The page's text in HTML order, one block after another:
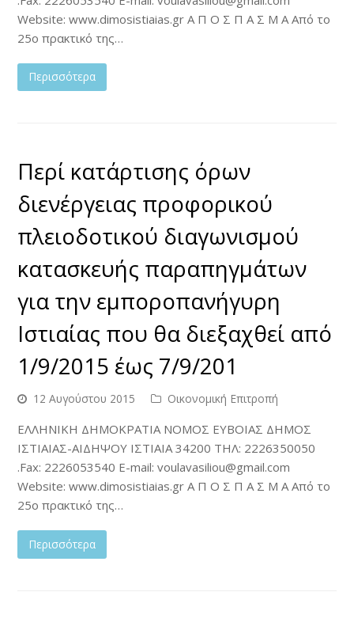
Website: www.dimosistiaias.gr A Π Ο Σ Π Α Σ Μ Α Από το
25o πρακτικό της…
Περισσότερα
Περί κατάρτισης όρων
διενέργειας προφορικού
πλειοδοτικού διαγωνισμού
κατασκευής παραπηγμάτων
για την εμποροπανήγυρη
Ιστιαίας που θα διεξαχθεί από
1/9/2015 έως 7/9/201
12 Αυγούστου 2015 Οικονομική Επιτροπή
ΕΛΛΗΝΙΚΗ ΔΗΜΟΚΡΑΤΙΑ ΝΟΜΟΣ ΕΥΒΟΙΑΣ ΔΗΜΟΣ
ΙΣΤΙΑΙΑΣ-ΑΙΔΗΨΟΥ ΙΣΤΙΑΙΑ 34200 ΤΗΛ: 2226350050
.Fax: 2226053540 E-mail: voulavasiliou@gmail.com
Website: www.dimosistiaias.gr A Π Ο Σ Π Α Σ Μ Α Από το
25o πρακτικό της…
Περισσότερα